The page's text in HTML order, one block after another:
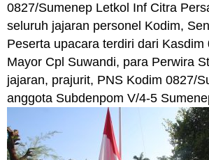
0827/Sumenep Letkol Inf Citra
seluruh jajaran personel Kodim,
Peserta upacara terdiri dari Kasdim
Mayor Cpl Suwandi, para Perwira
jajaran, prajurit, PNS Kodim 0827/
anggota Subdenpom V/4-5